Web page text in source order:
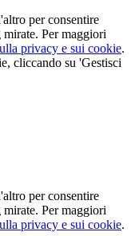
per consentire
Per maggiori
privacy e sui cookie.
cliccando su 'Gestisci
per consentire
Per maggiori
privacy e sui cookie.